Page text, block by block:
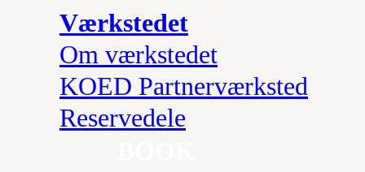
Værkstedet
Om værkstedet
KOED Partnerværksted
Reservedele